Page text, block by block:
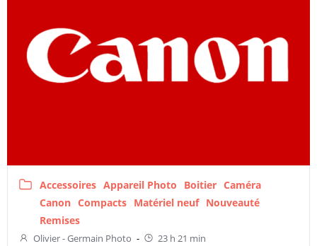
Accessoires Appareil Photo Boitier Caméra
Canon Compacts Matériel neuf Nouveauté
Remises
Olivier - Germain Photo - 23 h 21 min